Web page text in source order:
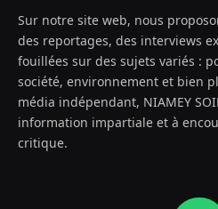
Sur notre site web, nous
des reportages, des interviews
fouillées sur des sujets variés :
société, environnement et bien
média indépendant, NIAMEY
information impartiale et à
critique.